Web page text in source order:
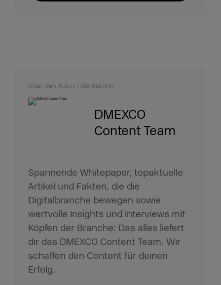
Über den Autor / die Autorin
DMEXCO
Content Team
Spannende Whitepaper, topaktuelle
Artikel und Fakten, die die
Digitalbranche bewegen sowie
wertvolle Insights und Interviews mit
Köpfen der Branche: Das alles liefert
dir das DMEXCO Content Team. Wir
schaffen den Content für deinen
Erfolg.